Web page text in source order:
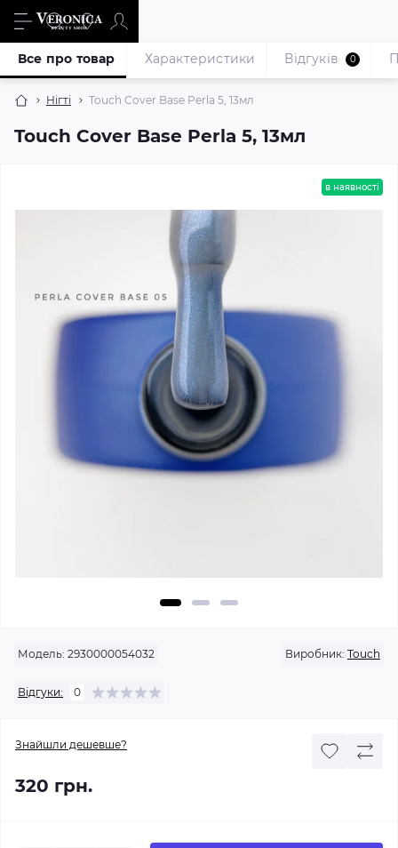
Нігті Touch Cover Base Perla 5, 13мл
Touch Cover Base Perla 5, 13мл
Все про товар Характеристики Відгуків 0
в наявності
Модель: 2930000054032 Виробник: Touch
Відгуки: 0
Знайшли дешевше?
320 грн.